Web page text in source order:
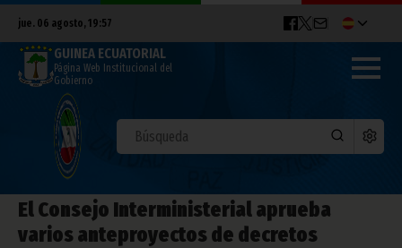
jue. 06 agosto, 19:57
GUINEA ECUATORIAL
Página Web Institucional del
Gobierno
El Consejo Interministerial aprueba
varios anteproyectos de decretos